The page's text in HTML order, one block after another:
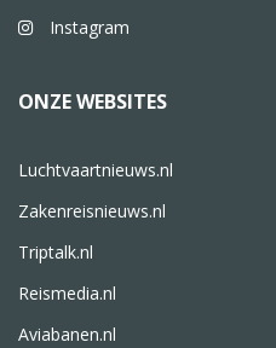
Instagram
ONZE WEBSITES
Luchtvaartnieuws.nl
Zakenreisnieuws.nl
Triptalk.nl
Reismedia.nl
Aviabanen.nl